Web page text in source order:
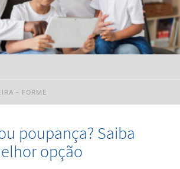
- FORME
poupança? Saiba
opção